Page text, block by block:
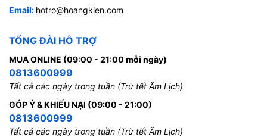
Email: hotro@hoangkien.com
TỔNG ĐÀI HỖ TRỢ
MUA ONLINE (09:00 - 21:00 mỗi ngày)
0813600999
Tất cả các ngày trong tuần (Trừ tết Âm Lịch)
GÓP Ý & KHIẾU NẠI (09:00 - 21:00)
0813600999
Tất cả các ngày trong tuần (Trừ tết Âm Lịch)